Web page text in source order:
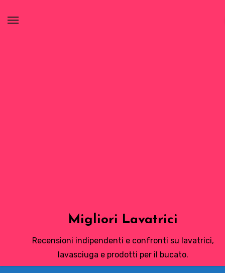
Migliori Lavatrici
Recensioni indipendenti e confronti su lavatrici,
lavasciuga e prodotti per il bucato.